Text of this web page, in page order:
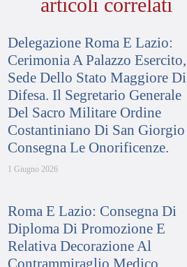
Delegazione Roma E Lazio:
Cerimonia A Palazzo Esercito,
Sede Dello Stato Maggiore Di
Difesa. Il Segretario Generale
Del Sacro Militare Ordine
Costantiniano Di San Giorgio
Consegna Le Onorificenze.
1 Giugno 2026
Roma E Lazio: Consegna Di
Diploma Di Promozione E
Relativa Decorazione Al
Contrammiraglio Medico